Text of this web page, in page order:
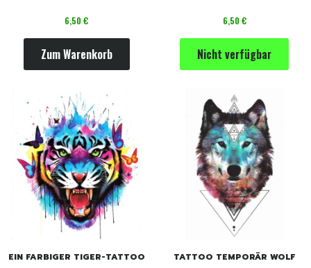
Preis
6,50 €
Zum Warenkorb
Preis
6,50 €
Nicht verfügbar
EIN FARBIGER TIGER-TATTOO TATTOO TEMPORÄR WOLF